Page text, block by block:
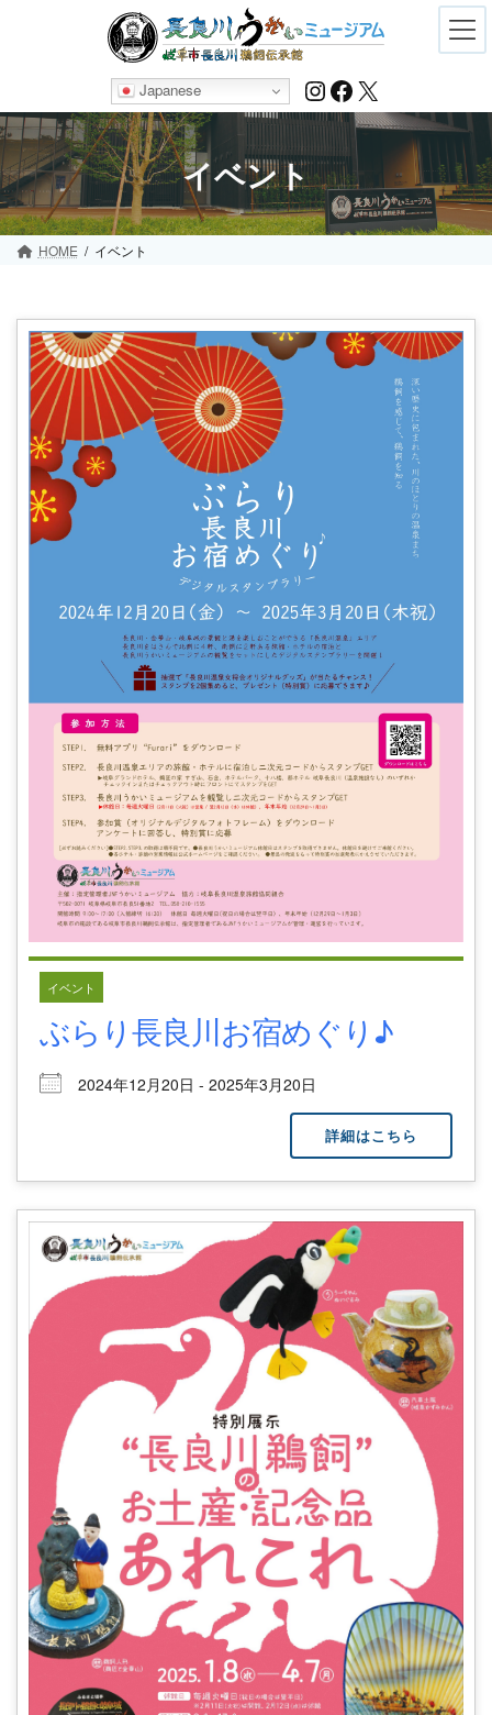
Japanese Instagram
Facebook
X
イベント
HOME イベント
イベント
ぶらり長良川お宿めぐり♪
2024年12月20日 - 2025年3月20日
詳細はこちら